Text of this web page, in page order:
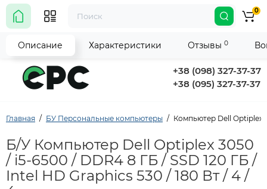
+38 (098) 327-37-37
+38 (095) 327-37-37
0
Главная БУ Персональные компьютеры Компьютер Dell Optiplex
Б/У Компьютер Dell Optiplex 3050
/ i5-6500 / DDR4 8 ГБ / SSD 120 ГБ /
Intel HD Graphics 530 / 180 Вт / 4 /
Описание Характеристики Отзывы 0